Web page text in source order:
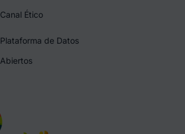
Canal Ético
Plataforma de Datos
Abiertos